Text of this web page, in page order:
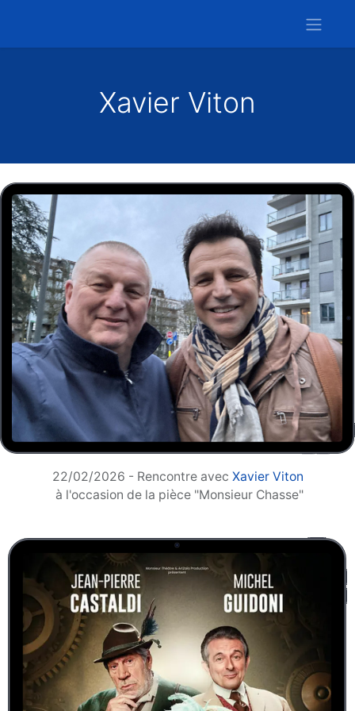
Xavier Viton
22/02/2026 - Rencontre avec Xavier Viton
à l'occasion de la pièce "Monsieur Chasse"